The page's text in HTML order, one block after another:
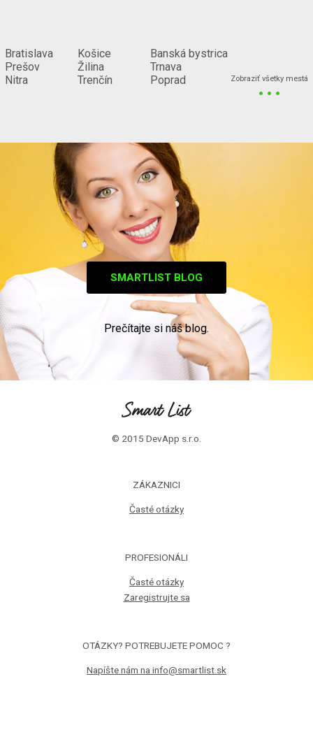
Bratislava
Prešov
Nitra
Košice
Žilina
Trenčín
Banská bystrica
Trnava
Poprad
Zobraziť všetky mestá
...
SMARTLIST BLOG
Prečítajte si náš blog.
© 2015 DevApp s.r.o.
ZÁKAZNICI
Časté otázky
PROFESIONÁLI
Časté otázky
Zaregistrujte sa
OTÁZKY? POTREBUJETE POMOC ?
Napíšte nám na info@smartlist.sk